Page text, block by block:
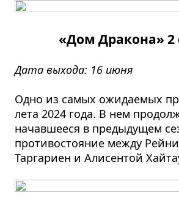
«Дом Дракона» 2
Дата выхода: 16 июня
Одно из самых ожидаемых
лета 2024 года. В нем
начавшееся в предыдущем
противостояние между
Таргариен и Алисентой